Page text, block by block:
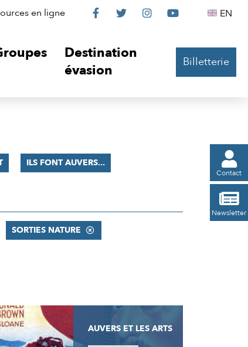
en ligne
Le
sur

Le

Le

Le
 EN
Destination
évasion
Billetterie

Contact

Newsletter
ILS FONT AUVERS...
SORTIES NATURE
AUVERS ET LES ARTS